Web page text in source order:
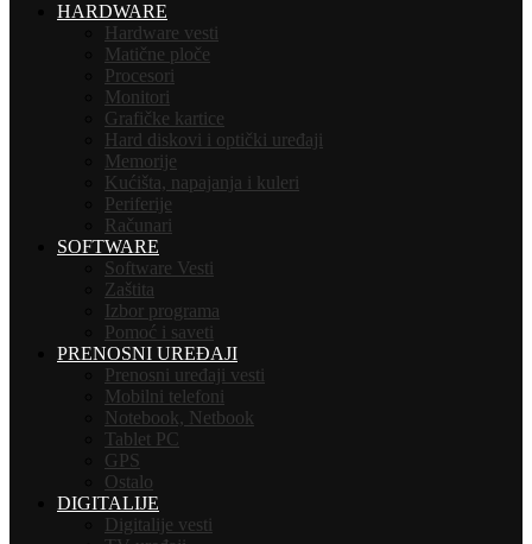
HARDWARE
Hardware vesti
Matične ploče
Procesori
Monitori
Grafičke kartice
Hard diskovi i optički uređaji
Memorije
Kućišta, napajanja i kuleri
Periferije
Računari
SOFTWARE
Software Vesti
Zaštita
Izbor programa
Pomoć i saveti
PRENOSNI UREĐAJI
Prenosni uređaji vesti
Mobilni telefoni
Notebook, Netbook
Tablet PC
GPS
Ostalo
DIGITALIJE
Digitalije vesti